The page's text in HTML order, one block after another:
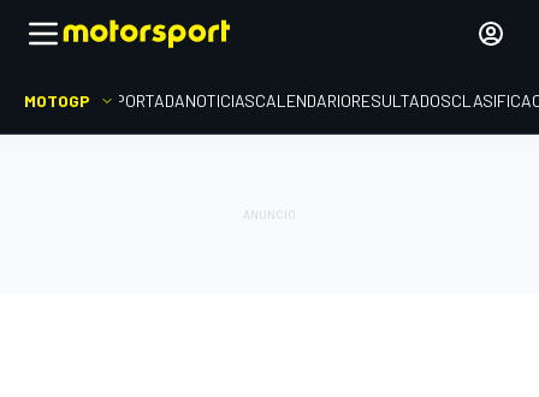
MOTOGP PORTADANOTICIASCALENDARIORESULTADOS